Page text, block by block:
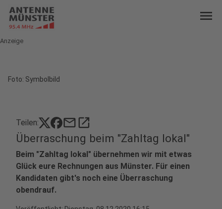
menu
Anzeige
Foto: Symbolbild
Teilen: mailopen_in_new
Überraschung beim "Zahltag lokal"
Beim "Zahltag lokal" übernehmen wir mit etwas
Glück eure Rechnungen aus Münster. Für einen
Kandidaten gibt's noch eine Überraschung
obendrauf.